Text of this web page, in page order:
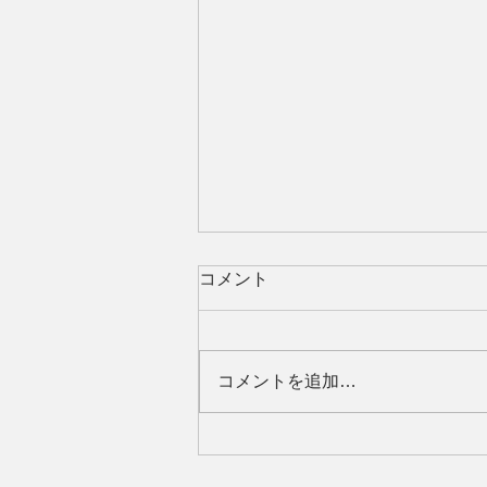
コメント
コメントを追加…